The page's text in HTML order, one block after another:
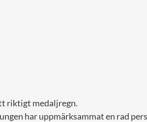
riktigt medaljregn.
har uppmärksammat en rad